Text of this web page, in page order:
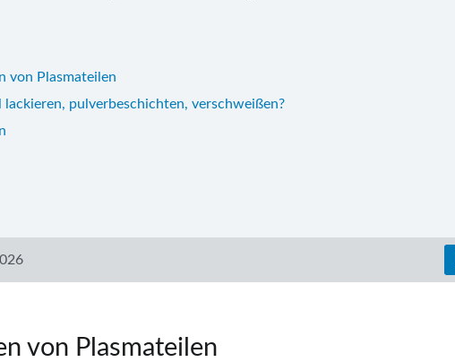
von Plasmateilen
lackieren, pulverbeschichten, verschweißen?
von Plasmateilen